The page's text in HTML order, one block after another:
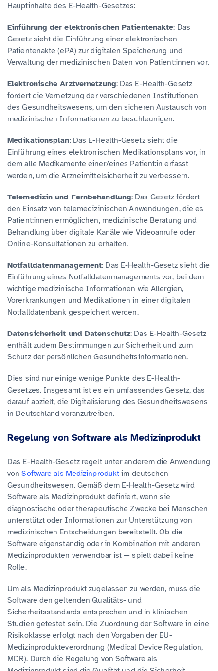
Hauptinhalte des E-Health-Gesetzes:
Einführung der elektronischen Patientenakte: Das
Gesetz sieht die Einführung einer elektronischen
Patientenakte (ePA) zur digitalen Speicherung und
Verwaltung der medizinischen Daten von Patient:innen vor.
Elektronische Arztvernetzung: Das E-Health-Gesetz
fördert die Vernetzung der verschiedenen Institutionen
des Gesundheitswesens, um den sicheren Austausch von
medizinischen Informationen zu beschleunigen.
Medikationsplan: Das E-Health-Gesetz sieht die
Einführung eines elektronischen Medikationsplans vor, in
dem alle Medikamente einer/eines Patient:in erfasst
werden, um die Arzneimittelsicherheit zu verbessern.
Telemedizin und Fernbehandlung: Das Gesetz fördert
den Einsatz von telemedizinischen Anwendungen, die es
Patient:innen ermöglichen, medizinische Beratung und
Behandlung über digitale Kanäle wie Videoanrufe oder
Online-Konsultationen zu erhalten.
Notfalldatenmanagement: Das E-Health-Gesetz sieht die
Einführung eines Notfalldatenmanagements vor, bei dem
wichtige medizinische Informationen wie Allergien,
Vorerkrankungen und Medikationen in einer digitalen
Notfalldatenbank gespeichert werden.
Datensicherheit und Datenschutz: Das E-Health-Gesetz
enthält zudem Bestimmungen zur Sicherheit und zum
Schutz der persönlichen Gesundheitsinformationen.
Dies sind nur einige wenige Punkte des E-Health-
Gesetzes. Insgesamt ist es ein umfassendes Gesetz, das
darauf abzielt, die Digitalisierung des Gesundheitswesens
in Deutschland voranzutreiben.
Regelung von Software als Medizinprodukt
Das E-Health-Gesetz regelt unter anderem die Anwendung
vonSoftware als Medizinprodukt im deutschen
Gesundheitswesen. Gemäß dem E-Health-Gesetz wird
Software als Medizinprodukt definiert, wenn sie
diagnostische oder therapeutische Zwecke bei Menschen
unterstützt oder Informationen zur Unterstützung von
medizinischen Entscheidungen bereitstellt. Ob die
Software eigenständig oder in Kombination mit anderen
Medizinprodukten verwendbar ist — spielt dabei keine
Rolle.
Um als Medizinprodukt zugelassen zu werden, muss die
Software den geltenden Qualitäts- und
Sicherheitsstandards entsprechen und in klinischen
Studien getestet sein. Die Zuordnung der Software in eine
Risikoklasse erfolgt nach den Vorgaben der EU-
Medizinprodukteverordnung (Medical Device Regulation,
MDR). Durch die Regelung von Software als